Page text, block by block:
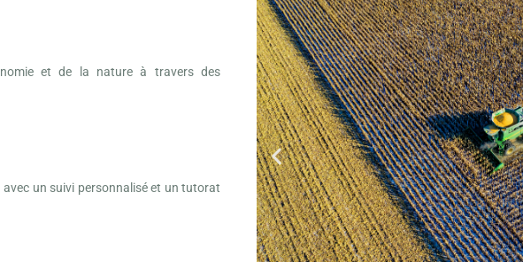
et de la nature à travers des
un suivi personnalisé et un tutorat